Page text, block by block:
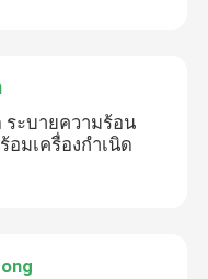
ระบายความร้อน
อมเครื่องกำเนิด